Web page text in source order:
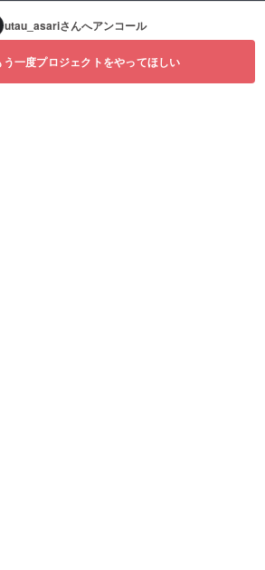
utau_asariさんへアンコール
う一度プロジェクトをやってほしい